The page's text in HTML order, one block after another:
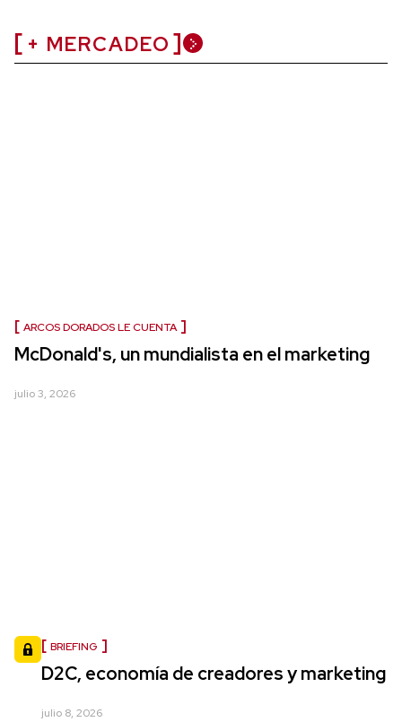
+ MERCADEO
ARCOS DORADOS LE CUENTA
McDonald's, un mundialista en el marketing
julio 3, 2026
BRIEFING
D2C, economía de creadores y marketing
julio 8, 2026